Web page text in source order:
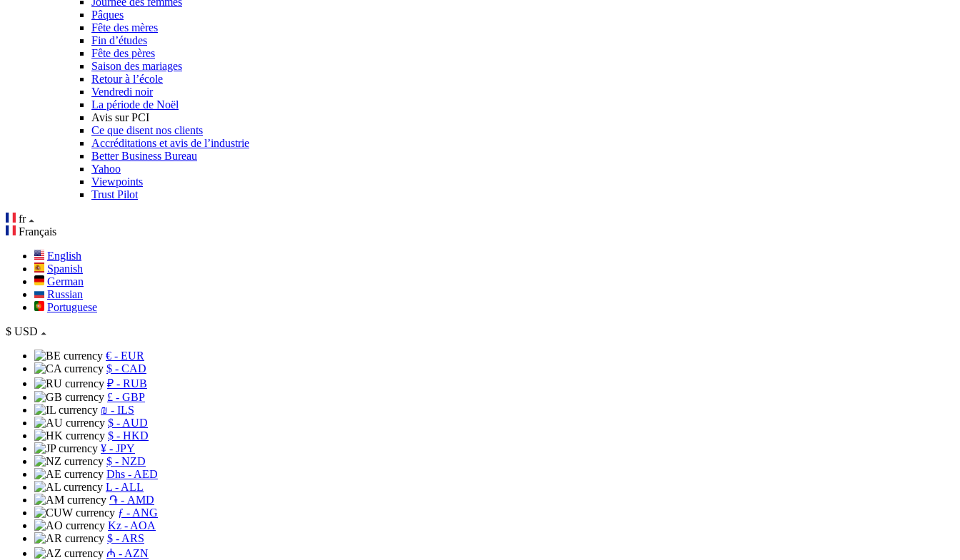
Pâques
Fête des mères
Fin d’études
Fête des pères
Saison des mariages
Retour à l’école
Vendredi noir
La période de Noël
Avis sur PCI
Ce que disent nos clients
Accréditations et avis de l’industrie
Better Business Bureau
Yahoo
Viewpoints
Trust Pilot
fr
Français
English
Spanish
German
Russian
Portuguese
$ USD
€ - EUR
$ - CAD
₽ - RUB
£ - GBP
₪ - ILS
$ - AUD
$ - HKD
¥ - JPY
$ - NZD
Dhs - AED
L - ALL
֏ - AMD
ƒ - ANG
Kz - AOA
$ - ARS
₼ - AZN